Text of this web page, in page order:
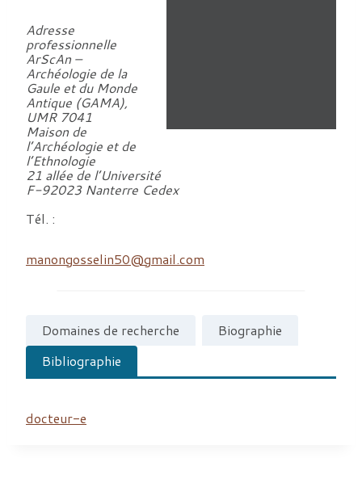
Adresse
professionnelle
ArScAn –
Archéologie de la
Gaule et du Monde
Antique (GAMA),
UMR 7041
Maison de
l’Archéologie et de
l’Ethnologie
21 allée de l’Université
F-92023 Nanterre Cedex
Tél. :
manongosselin50@gmail.com
Domaines de recherche
Biographie
Bibliographie
docteur-e